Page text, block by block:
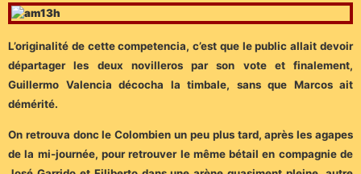
L’originalité de cette competencia, c’est que le public allait devoir
départager les deux novilleros par son vote et finalement,
Guillermo Valencia décocha la timbale, sans que Marcos ait
démérité.
On retrouva donc le Colombien un peu plus tard, après les agapes
de la mi-journée, pour retrouver le même bétail en compagnie de